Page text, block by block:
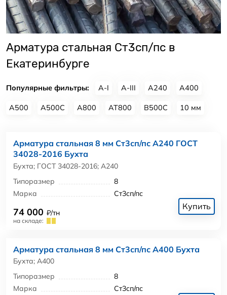
Арматура стальная Ст3сп/пс в
Екатеринбурге
Популярные фильтры: А-I А-III А240 А400
А500 А500С А800 АТ800 В500С 10 мм
Арматура стальная 8 мм Ст3сп/пс А240 ГОСТ
34028-2016 Бухта
Бухта; ГОСТ 34028-2016; А240
Типоразмер
8
Марка
Ст3сп/пс
74 000 ₽/тн
на складе:
Купить
Арматура стальная 8 мм Ст3сп/пс А400 Бухта
Бухта; А400
Типоразмер
8
Марка
Ст3сп/пс